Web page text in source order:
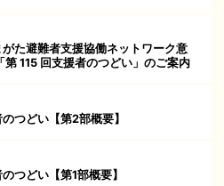
がた避難者支援協働ネットワーク意
第 115 回支援者のつどい」のご案内
つどい【第2部概要】
つどい【第1部概要】